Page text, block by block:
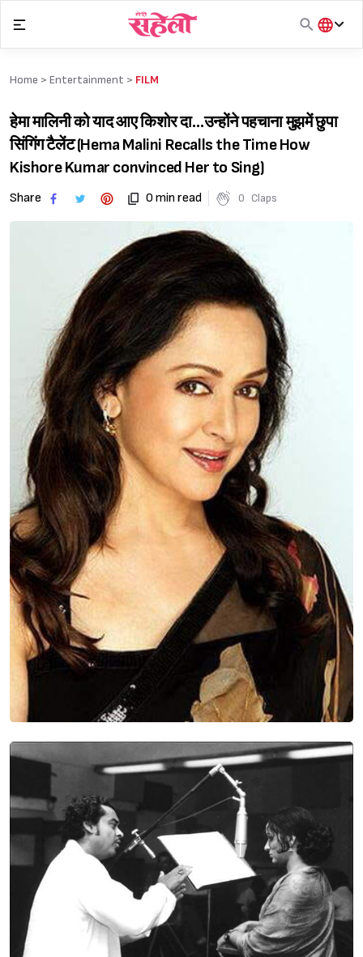
content
हिंदी
Home > Entertainment > FILM
हेमा मालिनी को याद आए किशोर दा…उन्होंने पहचाना मुझमें छुपा
सिंगिंग टैलेंट (Hema Malini Recalls the Time How
Kishore Kumar convinced Her to Sing)
Share 0 min read 0 Claps